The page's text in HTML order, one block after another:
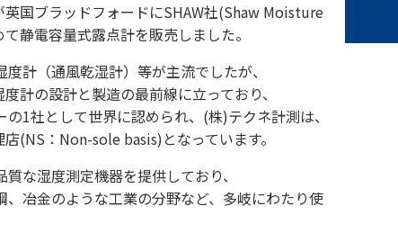
国ブラッドフォードにSHAW社(Shaw Moisture
静電容量式露点計を販売しました。
計（通風乾湿計）等が主流でしたが、
計の設計と製造の最前線に立っており、
1社として世界に認められ、(株)テクネ計測は、
(NS：Non-sole basis)となっています。
な湿度測定機器を提供しており、
、冶金のような工業の分野など、多岐にわたり使